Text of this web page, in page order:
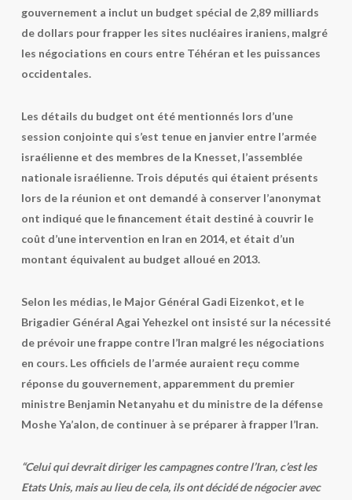
gouvernement a inclut un budget spécial de 2,89 milliards
de dollars pour frapper les sites nucléaires iraniens, malgré
les négociations en cours entre Téhéran et les puissances
occidentales.
Les détails du budget ont été mentionnés lors d’une
session conjointe qui s’est tenue en janvier entre l’armée
israélienne et des membres de la Knesset, l’assemblée
nationale israélienne. Trois députés qui étaient présents
lors de la réunion et ont demandé à conserver l’anonymat
ont indiqué que le financement était destiné à couvrir le
coût d’une intervention en Iran en 2014, et était d’un
montant équivalent au budget alloué en 2013.
Selon les médias, le Major Général Gadi Eizenkot, et le
Brigadier Général Agai Yehezkel ont insisté sur la nécessité
de prévoir une frappe contre l’Iran malgré les négociations
en cours. Les officiels de l’armée auraient reçu comme
réponse du gouvernement, apparemment du premier
ministre Benjamin Netanyahu et du ministre de la défense
Moshe Ya’alon, de continuer à se préparer à frapper l’Iran.
“Celui qui devrait diriger les campagnes contre l’Iran, c’est les
Etats Unis, mais au lieu de cela, ils ont décidé de négocier avec